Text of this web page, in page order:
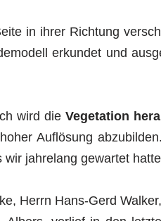
in ihrer Richtung
erkundet und
wird die Vegetation
Auflösung
wir jahrelang gewartet
Herrn Hans-Gerd